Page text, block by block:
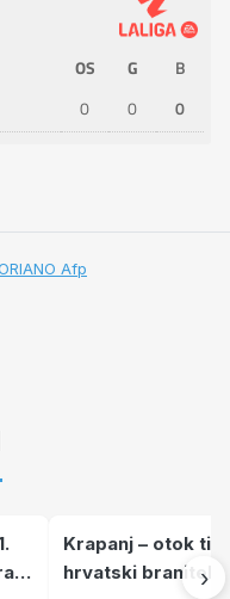
Afp
Krapanj – otok
hrvatski branitelji
›